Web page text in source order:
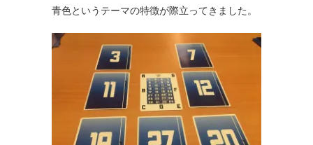
青色というテーマの特徴が際立ってきました。